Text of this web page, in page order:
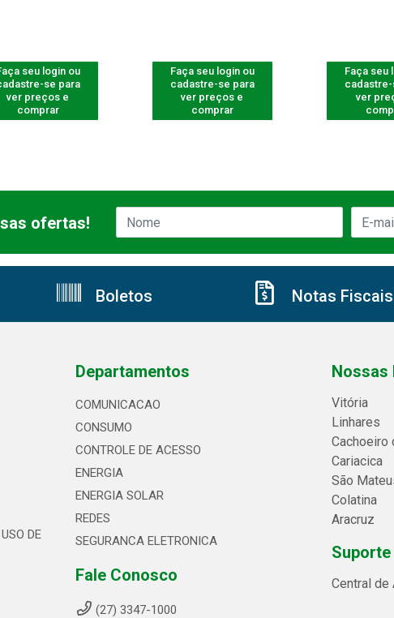
seu login ou
se para
ver preços e
comprar
Faça seu login ou
cadastre-se para
ver preços e
comprar
Faça seu
ver
ofertas!
Boletos Notas Fiscais
DE
Departamentos
COMUNICACAO
CONSUMO
CONTROLE DE ACESSO
ENERGIA
ENERGIA SOLAR
REDES
SEGURANCA ELETRONICA
Fale Conosco
(27) 3347-1000
Nossas
Vitória
Linhares
Cachoeiro
Cariacica
São
Colatina
Aracruz
Central de